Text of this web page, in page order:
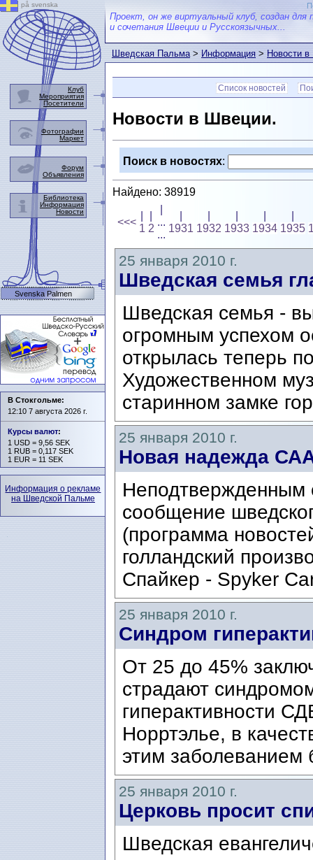
Проект, он же виртуальный клуб, создан для
и сочетания Швеции и Русскоязычных...
Шведская Пальма>Информация>Новости
Список новостей
Новости в Швеции.
Поиск в новостях:
Найдено: 38919
<<<
1 2
...
...
1931 1932 1933 1934 1935
25 января 2010 г.
Шведская семья
Шведская семья -
огромным успехом
открылась теперь
Художественном
старинном замке
25 января 2010 г.
Новая надежда
Неподтвержденным
сообщение
(программа
голландский
Спайкер - Spyker
25 января 2010 г.
Синдром
От 25 до 45%
страдают
гиперактивности
Норртэлье, в
этим
25 января 2010 г.
Церковь просит
Шведская
på svenska
Клуб
Мероприятия
Посетители
Фотографии
Маркет
Форум
Объявления
Библиотека
Информация
Новости
Svenska Palmen
В Стокгольме:
12:10 7 августа 2026 г.
Курсы валют:
1 USD = 9,56 SEK
1 RUB = 0,117 SEK
1 EUR = 11 SEK
Информация о рекламе
на Шведской Пальме